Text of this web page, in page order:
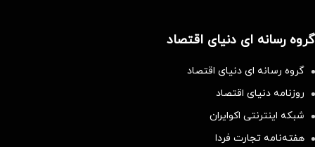
گروه رسانه ای دنیای اقتصاد
گروه رسانه ای دنیای اقتصاد
روزنامه دنیای اقتصاد
شبکه اینترنتی اکوایران
هفته‌نامه تجارت فردا